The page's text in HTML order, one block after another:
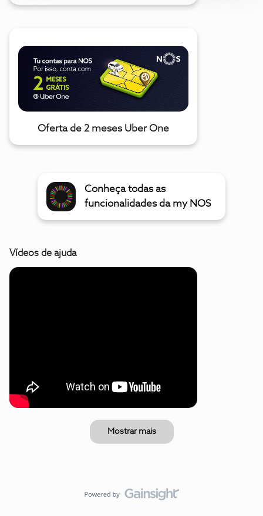
Oferta de 2 meses Uber One
Conheça todas as
funcionalidades da my NOS
Vídeos de ajuda
Mostrar mais